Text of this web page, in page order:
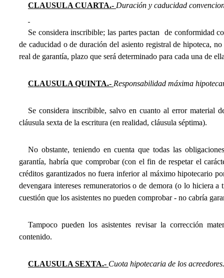
CLAUSULA CUARTA.- Duración y caducidad
Se considera inscribible; las partes pactan  de
de caducidad o de duración del asiento registral de hipoteca,
real de garantía, plazo que será determinado para cada una de
CLAUSULA QUINTA.- Responsabilidad máxima
Se considera inscribible, salvo en cuanto al error material
cláusula sexta de la escritura (en realidad, cláusula séptima).
No obstante, teniendo en cuenta que todas las
garantía, habría que comprobar (con el fin de respetar el
créditos garantizados no fuera inferior al máximo hipotecario
devengara intereses remuneratorios o de demora (o lo hiciera
cuestión que los asistentes no pueden comprobar - no cabría
Tampoco pueden los asistentes revisar la corrección
contenido.
CLAUSULA SEXTA.- Cuota hipotecaria de los